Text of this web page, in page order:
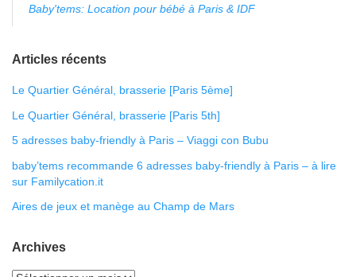
Baby'tems: Location pour bébé à Paris & IDF
Articles récents
Le Quartier Général, brasserie [Paris 5ème]
Le Quartier Général, brasserie [Paris 5th]
5 adresses baby-friendly à Paris – Viaggi con Bubu
baby’tems recommande 6 adresses baby-friendly à Paris – à lire
sur Familycation.it
Aires de jeux et manège au Champ de Mars
Archives